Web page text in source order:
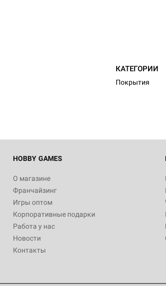
КАТЕГОРИИ
Покрытия
HOBBY GAMES
О магазине
Франчайзинг
Игры оптом
Корпоративные подарки
Работа у нас
Новости
Контакты
Настольная игра Hobby World Журнал
"Мир фантастики. Спецвыпуск: Братья
империи: Боевая тревога
799
Настольная игра Hobby World Сумерки
империи. Четвёртая редакция: Грозовой
Рубеж
12 990